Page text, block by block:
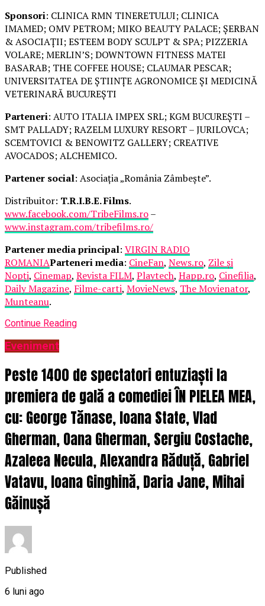
Sponsori: CLINICA RMN TINERETULUI; CLINICA
IMAMED; OMV PETROM; MIKO BEAUTY PALACE; ȘERBAN
& ASOCIAȚII; ESTEEM BODY SCULPT & SPA; PIZZERIA
VOLARE; MERLIN’S; DOWNTOWN FITNESS MATEI
BASARAB; THE COFFEE HOUSE; CLAUMAR PESCAR;
UNIVERSITATEA DE ȘTIINȚE AGRONOMICE ȘI MEDICINĂ
VETERINARĂ BUCUREȘTI
Parteneri: AUTO ITALIA IMPEX SRL; KGM BUCUREȘTI –
SMT PALLADY; RAZELM LUXURY RESORT – JURILOVCA;
SCEMTOVICI & BENOWITZ GALLERY; CREATIVE
AVOCADOS; ALCHEMICO.
Partener social: Asociația „România Zâmbește”.
Distribuitor: T.R.I.B.E. Films.
www.facebook.com/TribeFilms.ro–
www.instagram.com/tribefilms.ro/
Partener media principal: VIRGIN RADIO
ROMANIAParteneri media: CineFan, News.ro, Zile și
Nopți, Cinemap, Revista FILM, Playtech, Happ.ro, Cinefilia,
Daily Magazine, Filme-carti, MovieNews, The Movienator,
Munteanu.
Continue Reading
Eveniment
Peste 1400 de spectatori entuziaști la
premiera de gală a comediei ÎN PIELEA MEA,
cu: George Tănase, Ioana State, Vlad
Gherman, Oana Gherman, Sergiu Costache,
Azaleea Necula, Alexandra Răduță, Gabriel
Vatavu, Ioana Ginghină, Daria Jane, Mihai
Găinușă
Published
6 luni ago